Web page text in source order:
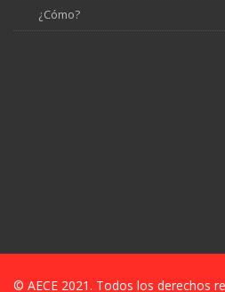
¿Cómo?
© AECE 2021. Todos los derechos